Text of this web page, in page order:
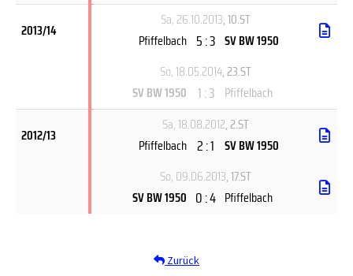
2013/14
Sa, 26.10.2013, 10.ST
Pfiffelbach 5 : 3 SV BW 1950
So, 18.05.2014, 23.ST
SV BW 1950 1 : 3 Pfiffelbach
2012/13
Sa, 18.08.2012, 2.ST
Pfiffelbach 2 : 1 SV BW 1950
So, 09.06.2013, 17.ST
SV BW 1950 0 : 4 Pfiffelbach
Zurück